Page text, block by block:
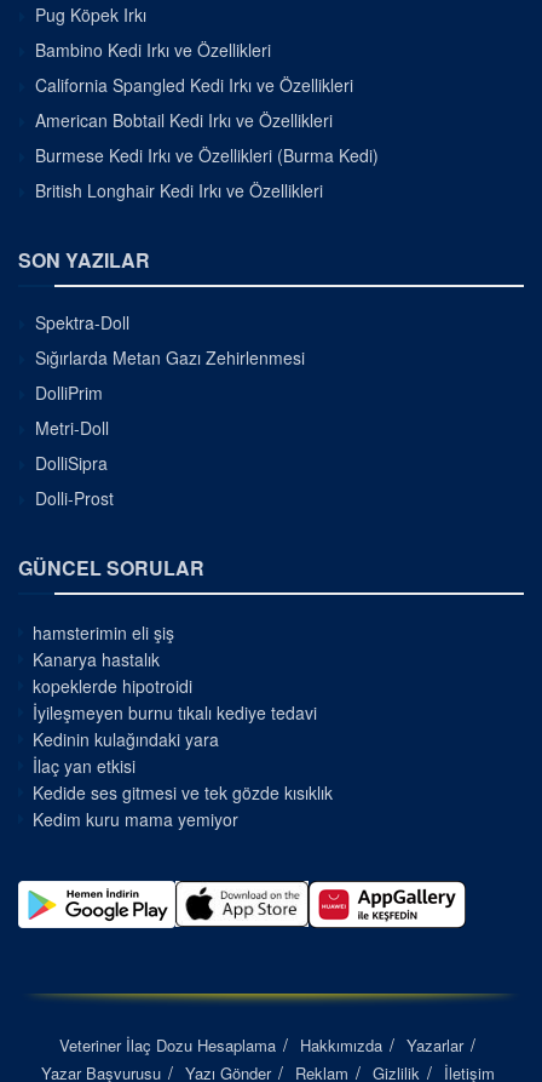
Pug Köpek Irkı
Bambino Kedi Irkı ve Özellikleri
California Spangled Kedi Irkı ve Özellikleri
American Bobtail Kedi Irkı ve Özellikleri
Burmese Kedi Irkı ve Özellikleri (Burma Kedi)
British Longhair Kedi Irkı ve Özellikleri
SON YAZILAR
Spektra-Doll
Sığırlarda Metan Gazı Zehirlenmesi
DolliPrim
Metri-Doll
DolliSipra
Dolli-Prost
GÜNCEL SORULAR
hamsterimin eli şiş
Kanarya hastalık
kopeklerde hipotroidi
İyileşmeyen burnu tıkalı kediye tedavi
Kedinin kulağındaki yara
İlaç yan etkisi
Kedide ses gitmesi ve tek gözde kısıklık
Kedim kuru mama yemiyor
Veteriner İlaç Dozu Hesaplama Hakkımızda
Yazarlar
Yazar Başvurusu
Yazı Gönder Reklam Gizlilik İletişim